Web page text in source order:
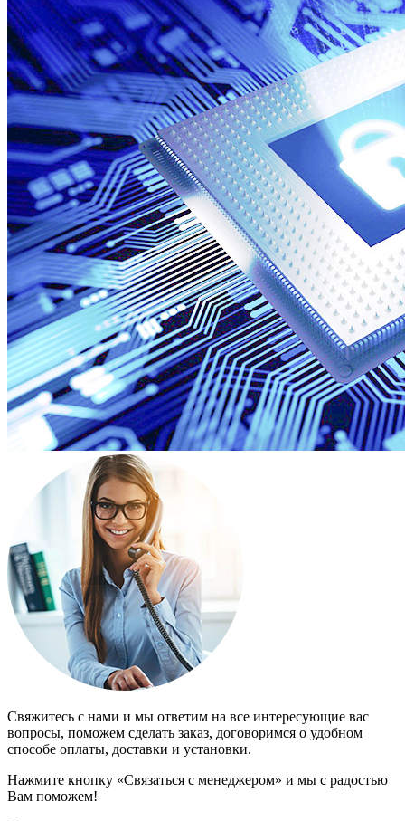
Свяжитесь с нами и мы ответим на все интересующие вас
вопросы, поможем сделать заказ, договоримся о удобном
способе оплаты, доставки и установки.
Нажмите кнопку «Связаться с менеджером» и мы с радостью
Вам поможем!